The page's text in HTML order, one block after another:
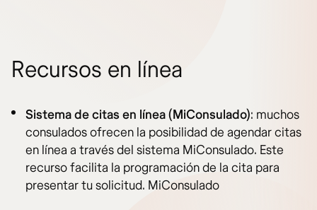
Recursos en línea
Sistema de citas en línea (MiConsulado): muchos
consulados ofrecen la posibilidad de agendar citas
en línea a través del sistema MiConsulado. Este
recurso facilita la programación de la cita para
presentar tu solicitud. MiConsulado